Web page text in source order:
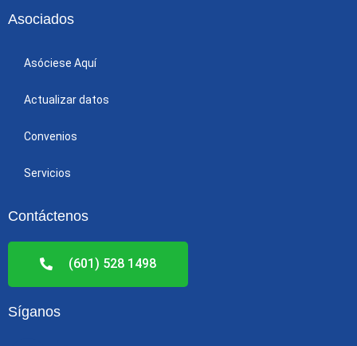
Asociados
Asóciese Aquí
Actualizar datos
Convenios
Servicios
Contáctenos
(601) 528 1498
Síganos